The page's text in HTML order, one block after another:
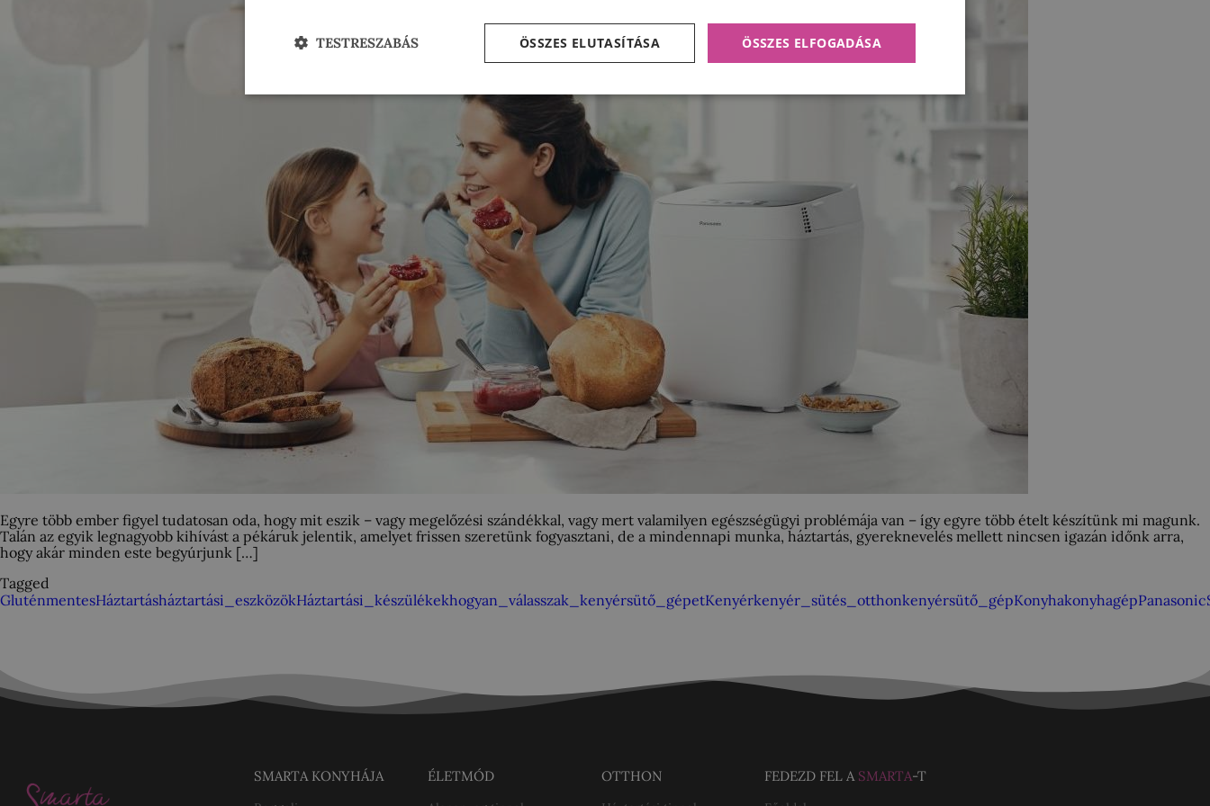
Egyre több ember figyel tudatosan oda, hogy mit eszik – vagy megelőzési szándékkal, vagy mert valamilyen egészségügyi problémája van – így egyre több ételt készítünk mi magunk.
Talán az egyik legnagyobb kihívást a pékáruk jelentik, amelyet frissen szeretünk fogyasztani, de a mindennapi munka, háztartás, gyereknevelés mellett nincsen igazán időnk arra,
hogy akár minden este begyúrjunk […]
Tagged
GluténmentesHáztartásháztartási_eszközökHáztartási_készülékekhogyan_válasszak_kenyérsütő_gépetKenyérkenyér_sütés_otthonkenyérsütő_gépKonyhakonyhagépPanasonic
SMARTA KONYHÁJA ÉLETMÓD OTTHON FEDEZD FEL A SMARTA-T
ÖSSZES ELFOGADÁSA
ÖSSZES ELUTASÍTÁSA
TESTRESZABÁS